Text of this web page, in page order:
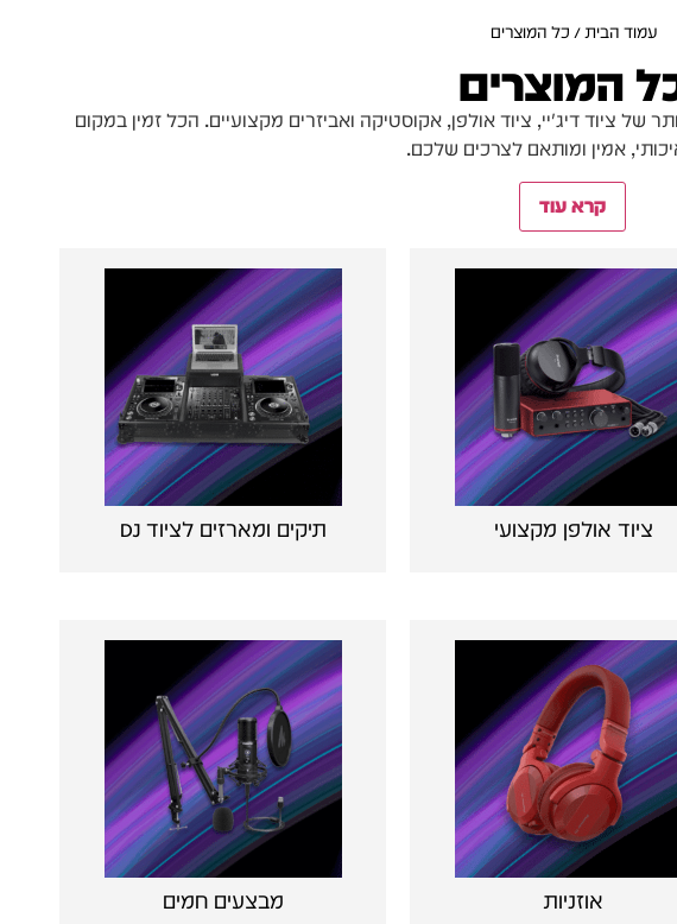
עמוד הבית/ כל המוצרים
המוצרים
של ציוד דיג'יי, ציוד אולפן, אקוסטיקה ואביזרים מקצועיים. הכל זמין במקום
אמין ומותאם לצרכים שלכם.
קרא עוד
ציוד אולפן מקצועי תיקים ומארזים לציוד DJ
אוזניות מבצעים חמים